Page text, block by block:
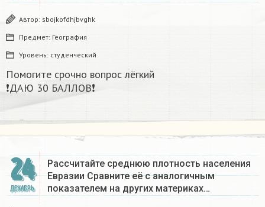
Автор: sbojkofdhjbvghk
Предмет: География
Уровень: студенческий
Помогите срочно вопрос лёгкий
❗ДАЮ 30 БАЛЛОВ❗​
24
ДЕКАБРЬ
Рассчитайте среднюю плотность населения
Евразии Сравните её с аналогичным
показателем на других материках​…